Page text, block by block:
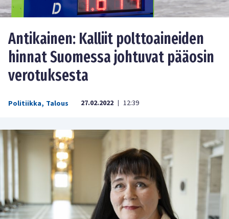
Antikainen: Kalliit polttoaineiden
hinnat Suomessa johtuvat pääosin
verotuksesta
Politiikka, Talous 27.02.2022 | 12:39